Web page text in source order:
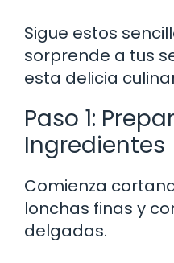
Sigue estos
sorprende a tus
esta delicia
Paso 1:
Ingredientes
Comienza
lonchas finas y
delgadas.